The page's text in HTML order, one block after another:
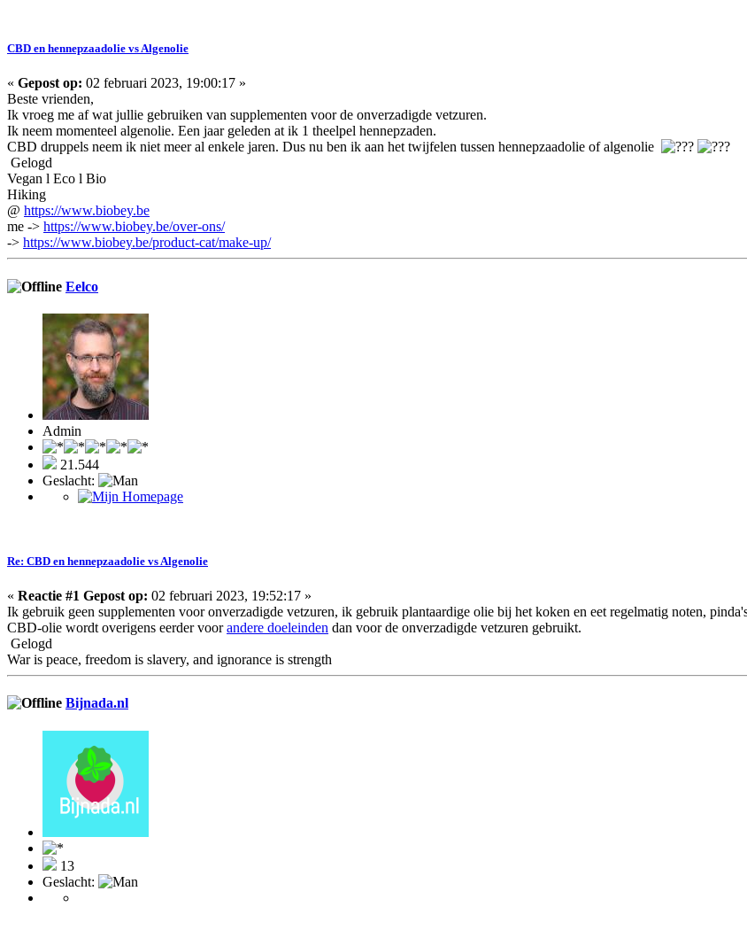
CBD en hennepzaadolie vs Algenolie
« Gepost op: 02 februari 2023, 19:00:17 »
Beste vrienden,
Ik vroeg me af wat jullie gebruiken van supplementen voor de onverzadigde vetzuren.
Ik neem momenteel algenolie. Een jaar geleden at ik 1 theelpel hennepzaden.
CBD druppels neem ik niet meer al enkele jaren. Dus nu ben ik aan het twijfelen tussen hennepzaadolie of algenolie
Gelogd
Vegan l Eco l Bio
Hiking
@ https://www.biobey.be
me -> https://www.biobey.be/over-ons/
-> https://www.biobey.be/product-cat/make-up/
Eelco
Admin
21.544
Geslacht:
Re: CBD en hennepzaadolie vs Algenolie
« Reactie #1 Gepost op: 02 februari 2023, 19:52:17 »
Ik gebruik geen supplementen voor onverzadigde vetzuren, ik gebruik plantaardige olie bij het koken en eet regelmatig noten,
CBD-olie wordt overigens eerder voorandere doeleinden dan voor de onverzadigde vetzuren gebruikt.
Gelogd
War is peace, freedom is slavery, and ignorance is strength
Bijnada.nl
13
Geslacht: